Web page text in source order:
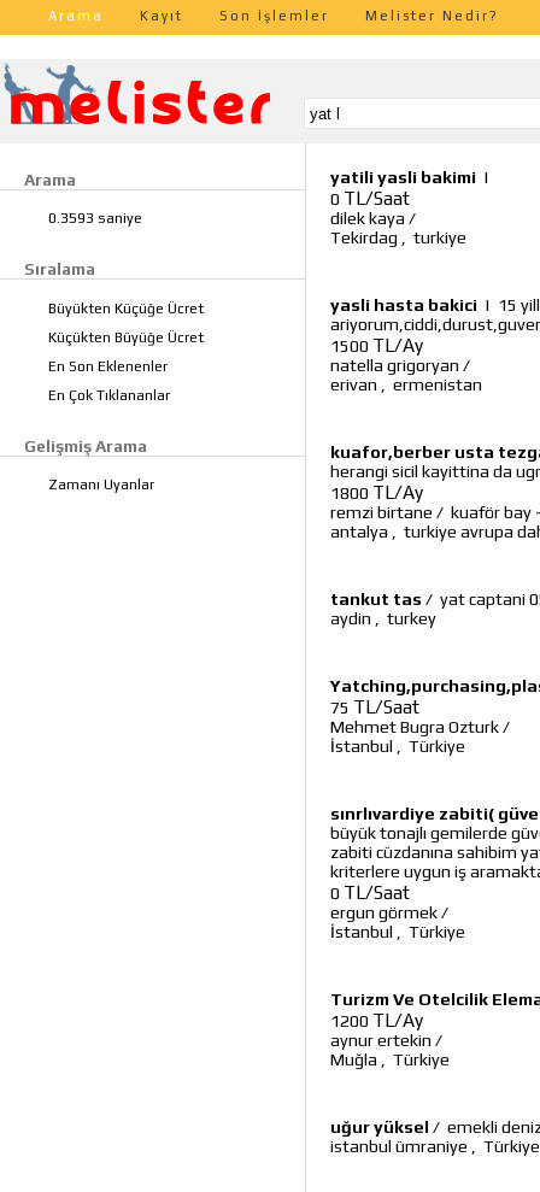
Arama Kayıt Son İşlemler Melister Nedir?
Arama
0.3593 saniye
Sıralama
Büyükten Küçüğe Ücret
Küçükten Büyüğe Ücret
En Son Eklenenler
En Çok Tıklananlar
Gelişmiş Arama
Zamanı Uyanlar
yatili yasli bakimi |
0 TL/Saat
dilek kaya /
Tekirdag
turkiye
yasli hasta bakici | 15
1500 TL/Ay
natella grigoryan /
erivan
ermenistan
kuafor,berber usta
herangi sicil kayittina da
1800 TL/Ay
remzi birtane / kuaför bay
antalya
turkiye avrupa
tankut tas / yat captani
aydin
turkey
75 TL/Saat
Mehmet Bugra Ozturk/
İstanbul
Türkiye
sınrlıvardiye zabiti(
büyük tonajlı gemilerde
zabiti cüzdanına sahibim
kriterlere uygun iş
0 TL/Saat
ergun görmek/
İstanbul
Türkiye
Turizm Ve Otelcilik
1200 TL/Ay
aynur ertekin /
Muğla
Türkiye
uğur yüksel / emekli
istanbul ümraniye
Türkiye